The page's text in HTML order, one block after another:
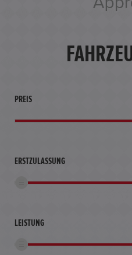
PREIS
ERSTZULASSUNG
LEISTUNG